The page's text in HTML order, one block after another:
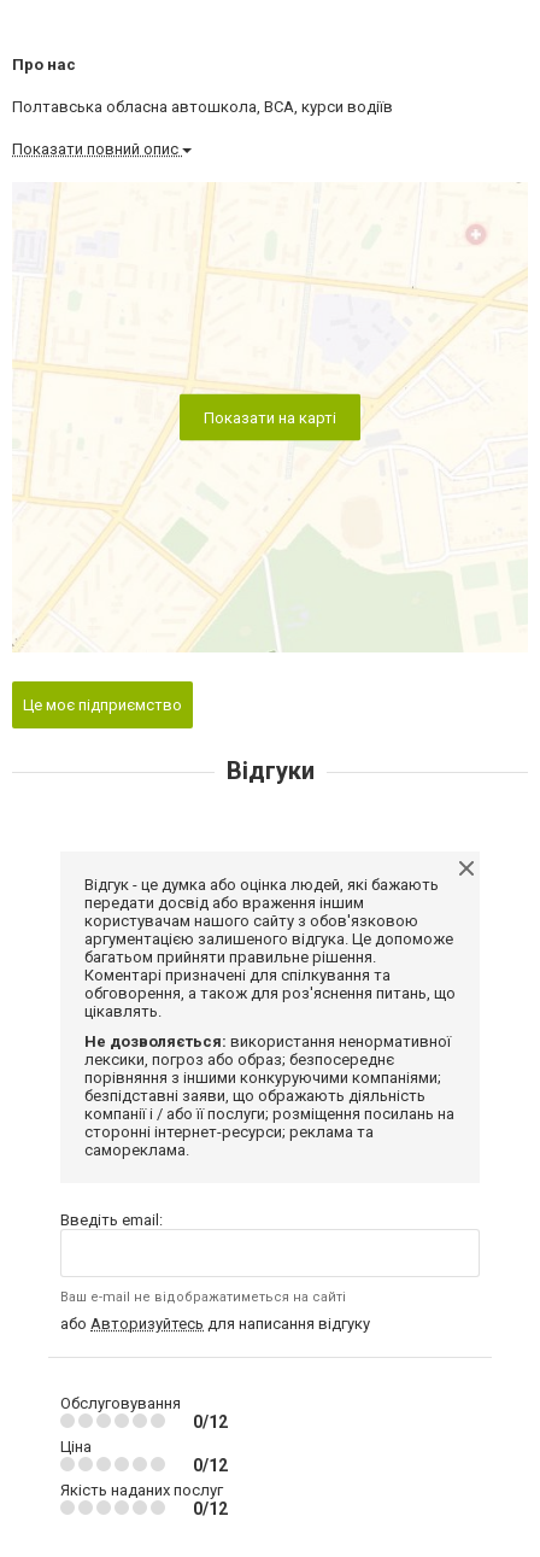
Про нас
Полтавська обласна автошкола, ВСА, курси водіїв
Показати повний опис
Показати на карті
Це моє підприємство
Відгуки
Відгук - це думка або оцінка людей, які бажають
передати досвід або враження іншим
користувачам нашого сайту з обов'язковою
аргументацією залишеного відгука. Це допоможе
багатьом прийняти правильне рішення.
Коментарі призначені для спілкування та
обговорення, а також для роз'яснення питань, що
цікавлять.
Не дозволяється: використання ненормативної
лексики, погроз або образ; безпосереднє
порівняння з іншими конкуруючими компаніями;
безпідставні заяви, що ображають діяльність
компанії і / або її послуги; розміщення посилань на
сторонні інтернет-ресурси; реклама та
самореклама.
Введіть email:
Ваш e-mail не відображатиметься на сайті
або Авторизуйтесь для написання відгуку
Обслуговування
0/12
Ціна
0/12
Якість наданих послуг
0/12